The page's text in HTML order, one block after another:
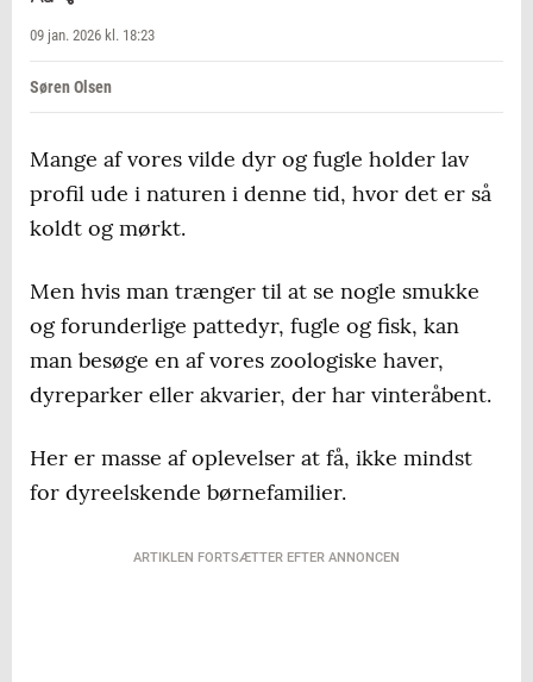
09 jan. 2026 kl. 18:23
Søren Olsen
Mange af vores vilde dyr og fugle holder lav
profil ude i naturen i denne tid, hvor det er så
koldt og mørkt.
Men hvis man trænger til at se nogle smukke
og forunderlige pattedyr, fugle og fisk, kan
man besøge en af vores zoologiske haver,
dyreparker eller akvarier, der har vinteråbent.
Her er masse af oplevelser at få, ikke mindst
for dyreelskende børnefamilier.
ARTIKLEN FORTSÆTTER EFTER ANNONCEN